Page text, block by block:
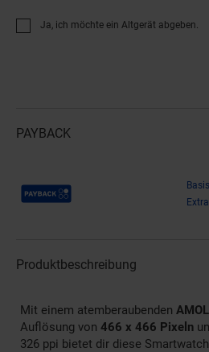
Ja, ich möchte ein Altgerät abgeben.
PAYBACK
Payback Punkte
Produktbeschreibung
Mit einem atemberaubenden
Auflösung von 466 x 466 Pixeln
326 ppi bietet dir diese